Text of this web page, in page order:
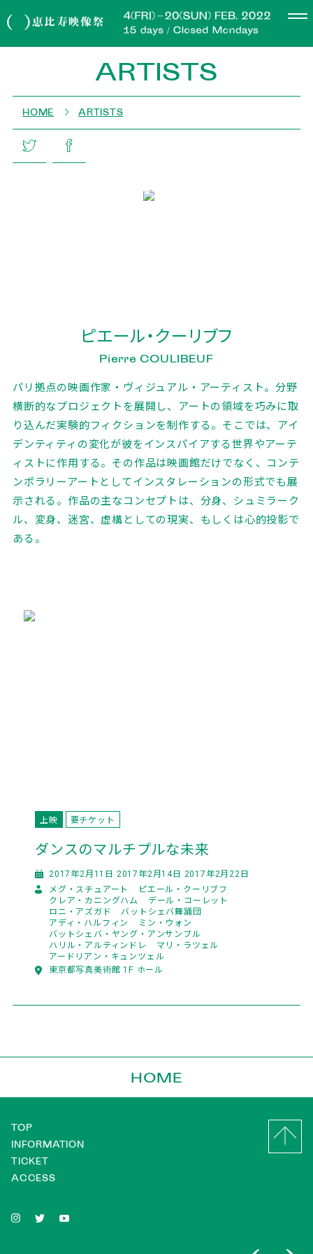
ARTISTS
HOME ARTISTS
ピエール・クーリブフ
Pierre COULIBEUF
パリ拠点の映画作家・ヴィジュアル・アーティスト。分野
横断的なプロジェクトを展開し、アートの領域を巧みに取
り込んだ実験的フィクションを制作する。そこでは、アイ
デンティティの変化が彼をインスパイアする世界やアーテ
ィストに作用する。その作品は映画館だけでなく、コンテ
ンポラリーアートとしてインスタレーションの形式でも展
示される。作品の主なコンセプトは、分身、シュミラーク
ル、変身、迷宮、虚構としての現実、もしくは心的投影で
ある。
上映 要チケット
ダンスのマルチプルな未来
2017年2月11日 2017年2月14日 2017年2月22日
メグ・スチュアート
ピエール・クーリブフ
クレア・カニングハム
デール・コーレット
ロニ・アズガド
バットシェバ舞踊団
アディ・ハルフィン
ミン・ウォン
バットシェバ・ヤング・アンサンブル
ハリル・アルティンドレ
マリ・ラツェル
アードリアン・キュンツェル
東京都写真美術館 1F ホール
HOME
TOP
INFORMATION
TICKET
ACCESS